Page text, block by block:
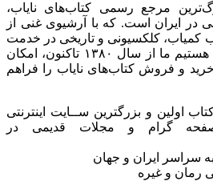
مرجع رسمی کتاب‌های نایاب،
در ایران است. که با آرشیوی غنی از
کمیاب، کلکسیونی و تاریخی در خدمت
دوست‌داران فرهنگ و ادب هستیم ما از سال ۱۳۸۰ تاکنون، امکان
خرید و فروش کتاب‌های نایاب را فراهم
اولین و بزرگترین ســایت اینترنتی
گرام و مجلات قدیمی در
به سراسر ایران و جهان
رمان و غیره